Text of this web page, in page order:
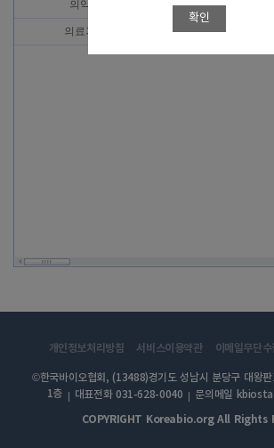
의약품 696
의료기기 511
확인
개인정보처리방침 서비스이용약관 이메일무단
©한국바이오협회, (13488)경기도 성남시 분당구 대왕
1층
대표전화 031-628-0040
문의메일
COPYRIGHT Koreabio.org All Rights